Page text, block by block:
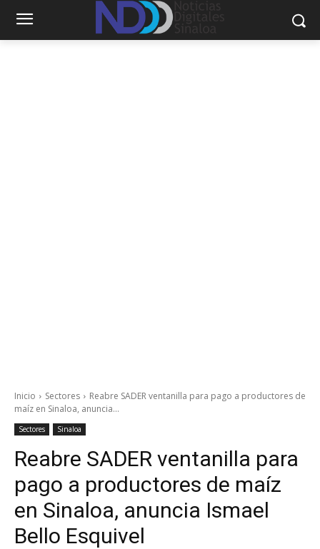
Inicio Sectores
Reabre SADER ventanilla para pago a productores de
maíz en Sinaloa, anuncia...
Sectores Sinaloa
Reabre SADER ventanilla para
pago a productores de maíz
en Sinaloa, anuncia Ismael
Bello Esquivel